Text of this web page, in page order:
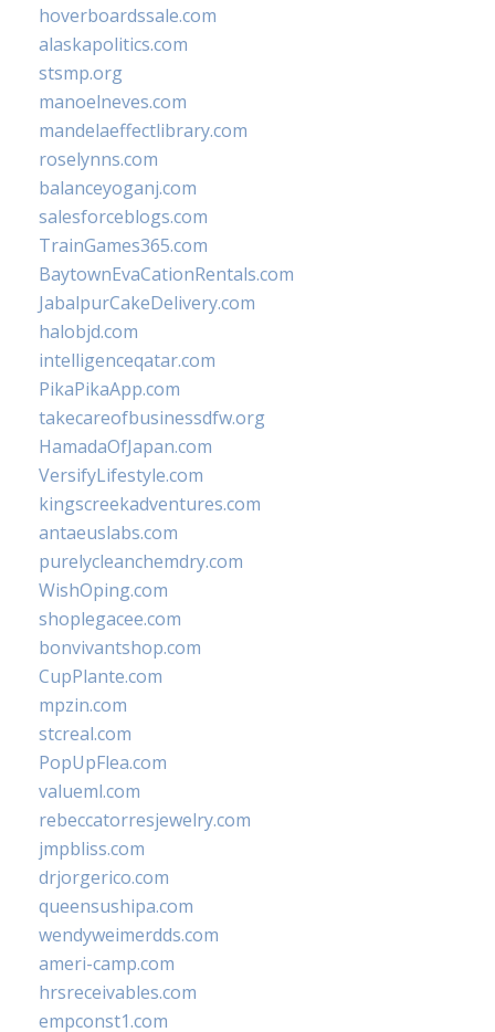
hoverboardssale.com
alaskapolitics.com
stsmp.org
manoelneves.com
mandelaeffectlibrary.com
roselynns.com
balanceyoganj.com
salesforceblogs.com
TrainGames365.com
BaytownEvaCationRentals.com
JabalpurCakeDelivery.com
halobjd.com
intelligenceqatar.com
PikaPikaApp.com
takecareofbusinessdfw.org
HamadaOfJapan.com
VersifyLifestyle.com
kingscreekadventures.com
antaeuslabs.com
purelycleanchemdry.com
WishOping.com
shoplegacee.com
bonvivantshop.com
CupPlante.com
mpzin.com
stcreal.com
PopUpFlea.com
valueml.com
rebeccatorresjewelry.com
jmpbliss.com
drjorgerico.com
queensushipa.com
wendyweimerdds.com
ameri-camp.com
hrsreceivables.com
empconst1.com